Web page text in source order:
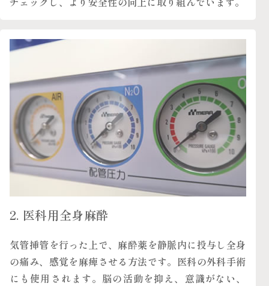
2. 医科用全身麻酔
気管挿管を行った上で、麻酔薬を静脈内に投与し全身
の痛み、感覚を麻痺させる方法です。医科の外科手術
にも使用されます。脳の活動を抑え、意識がない、